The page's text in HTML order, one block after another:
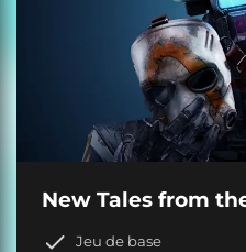
New Tales from
Jeu de base